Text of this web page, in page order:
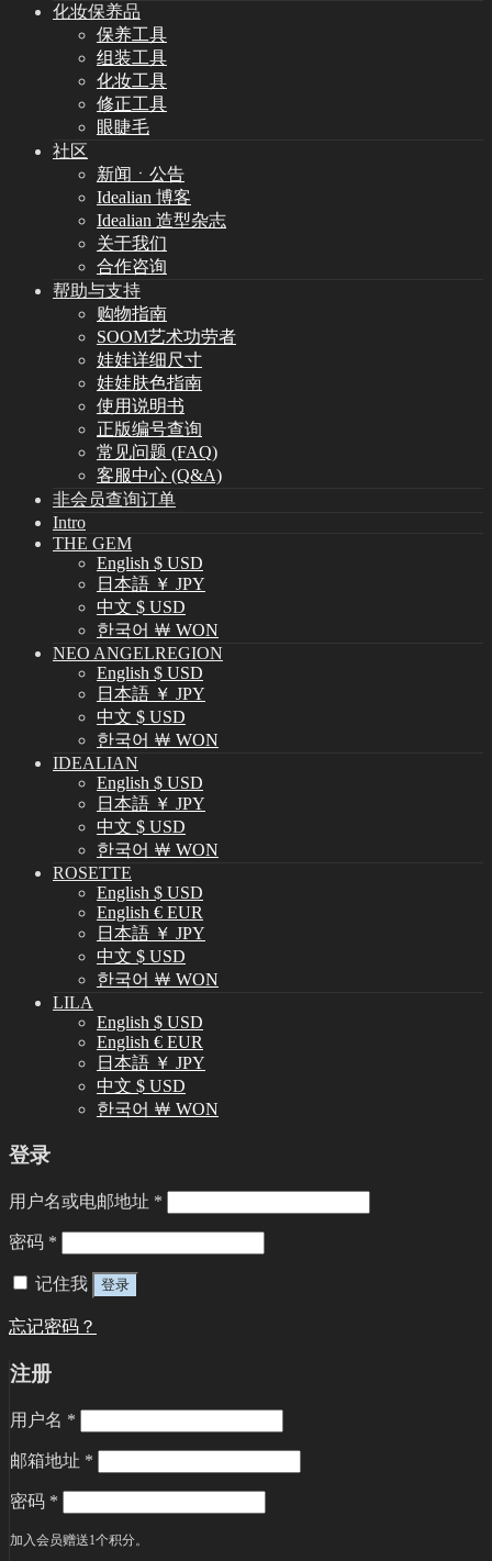
化妆保养品
保养工具
组装工具
化妆工具
修正工具
眼睫毛
社区
新闻ㆍ公告
Idealian 博客
Idealian 造型杂志
关于我们
合作咨询
帮助与支持
购物指南
SOOM艺术功劳者
娃娃详细尺寸
娃娃肤色指南
使用说明书
正版编号查询
常见问题 (FAQ)
客服中心 (Q&A)
非会员查询订单
Intro
THE GEM
English $ USD
日本語 ￥ JPY
中文 $ USD
한국어 ￦ WON
NEO ANGELREGION
English $ USD
日本語 ￥ JPY
中文 $ USD
한국어 ￦ WON
IDEALIAN
English $ USD
日本語 ￥ JPY
中文 $ USD
한국어 ￦ WON
ROSETTE
English $ USD
English € EUR
日本語 ￥ JPY
中文 $ USD
한국어 ￦ WON
LILA
English $ USD
English € EUR
日本語 ￥ JPY
中文 $ USD
한국어 ￦ WON
登录
用户名或电邮地址 *
密码 *
记住我 登录
忘记密码？
注册
用户名 *
邮箱地址 *
密码 *
加入会员赠送1个积分。